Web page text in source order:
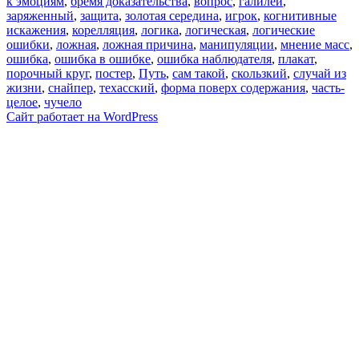
заряженный, защита, золотая середина, игрок, когнитивные
искажения, корелляция, логика, логическая, логические
ошибки, ложная, ложная причина, манипуляции, мнение масс,
ошибка, ошибка в ошибке, ошибка наблюдателя, плакат,
порочный круг, постер, Путь, сам такой, скользкий, случай из
жизни, снайпер, техасский, форма поверх содержания, часть-
целое, чучело
Сайт работает на WordPress